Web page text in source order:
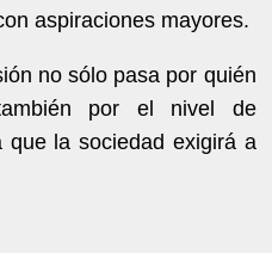
aspiraciones mayores.
no sólo pasa por quién
por el nivel de
que la sociedad exigirá a